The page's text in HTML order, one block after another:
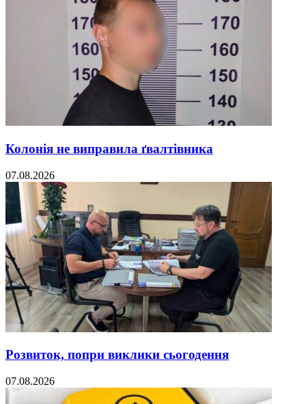
Колонія не виправила ґвалтівника
07.08.2026
Розвиток, попри виклики сьогодення
07.08.2026